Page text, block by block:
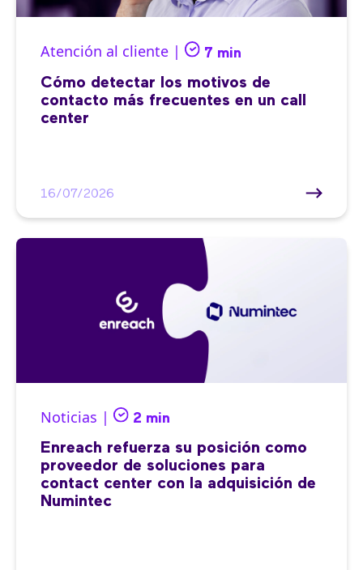
Atención al cliente | 7 min
Cómo detectar los motivos de
contacto más frecuentes en un call
center
16/07/2026
Noticias | 2 min
Enreach refuerza su posición como
proveedor de soluciones para
contact center con la adquisición de
Numintec